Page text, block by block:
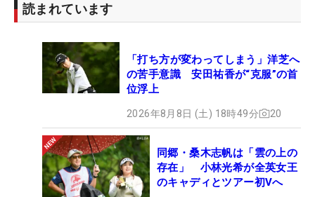
読まれています
「打ち方が変わってしまう」洋芝へ
の苦手意識 安田祐香が“克服”の首
位浮上
2026年8月8日 (土) 18時49分 20
同郷・桑木志帆は「雲の上の
存在」 小林光希が全英女王
のキャディとツアー初Vへ